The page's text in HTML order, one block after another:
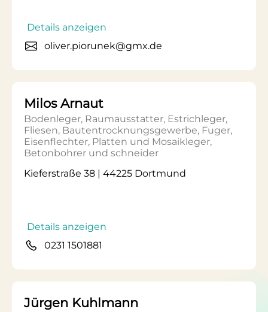
Details anzeigen
oliver.piorunek@gmx.de
Milos Arnaut
Bodenleger, Raumausstatter, Estrichleger,
Fliesen, Bautentrocknungsgewerbe, Fuger,
Eisenflechter, Platten und Mosaikleger,
Betonbohrer und schneider
Kieferstraße 38 | 44225 Dortmund
Details anzeigen
0231 1501881
Jürgen Kuhlmann